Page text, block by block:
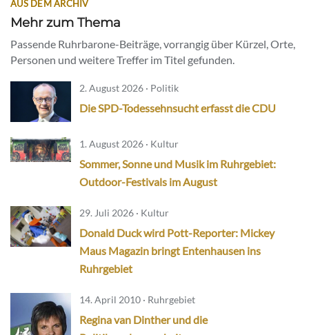
AUS DEM ARCHIV
Mehr zum Thema
Passende Ruhrbarone-Beiträge, vorrangig über Kürzel, Orte,
Personen und weitere Treffer im Titel gefunden.
2. August 2026 · Politik
Die SPD-Todessehnsucht erfasst die CDU
1. August 2026 · Kultur
Sommer, Sonne und Musik im Ruhrgebiet:
Outdoor-Festivals im August
29. Juli 2026 · Kultur
Donald Duck wird Pott-Reporter: Mickey
Maus Magazin bringt Entenhausen ins
Ruhrgebiet
14. April 2010 · Ruhrgebiet
Regina van Dinther und die